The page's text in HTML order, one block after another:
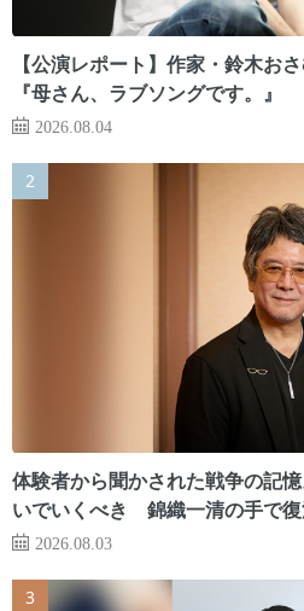
【公演レポート】作家・鈴木お
『母さん、ラブソングです。』
2026.08.04
体験者から聞かされた戦争の記
いでいくべき 錦織一清の手で
2026.08.03